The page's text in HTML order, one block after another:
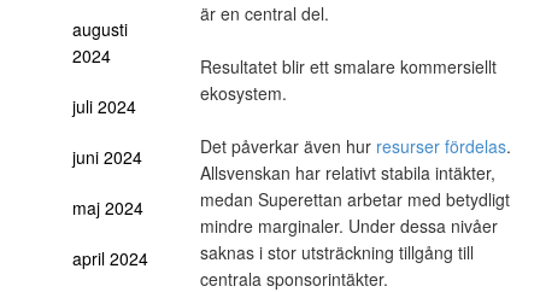
augusti
2024
juli 2024
juni 2024
maj 2024
april 2024
är en central del.
Resultatet blir ett smalare kommersiellt
ekosystem.
Det påverkar även hur resurser fördelas.
Allsvenskan har relativt stabila intäkter,
medan Superettan arbetar med betydligt
mindre marginaler. Under dessa nivåer
saknas i stor utsträckning tillgång till
centrala sponsorintäkter.